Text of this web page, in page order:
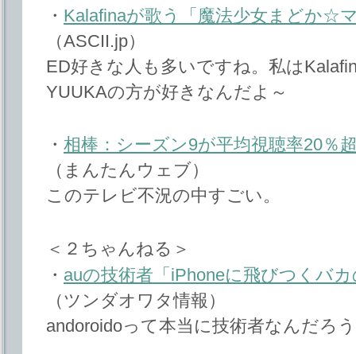
・ Kalafinaが歌う「魔法少女まどか☆
（ASCII.jp）
ED好きな人も多いですね。私は
YUUKAの方が好きなんだよ～
・ 相棒：シーズン9が平均視聴率20％
（まんたんウェブ）
このテレビ不況の中すごい。
＜２ちゃんねる＞
・ auの技術者「iPhoneに飛びつくバ
（ツンダオワタ情報）
andoroidoって本当に技術者なんだろ